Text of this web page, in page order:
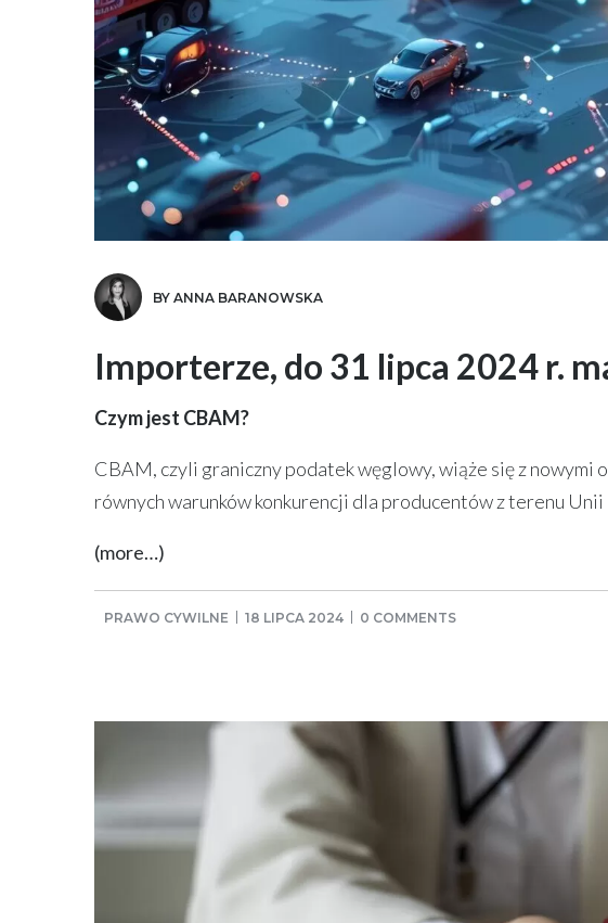
BY ANNA BARANOWSKA
Importerze, do 31 lipca 2024 r.
Czym jest CBAM?
CBAM, czyli graniczny podatek węglowy, wiąże się z
równych warunków konkurencji dla producentów z terenu
(more…)
PRAWO CYWILNE 18 LIPCA 2024 0 COMMENTS